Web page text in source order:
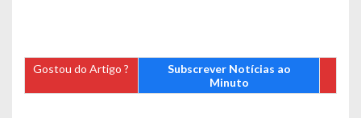
Gostou do Artigo ?
Subscrever Notícias ao
Minuto